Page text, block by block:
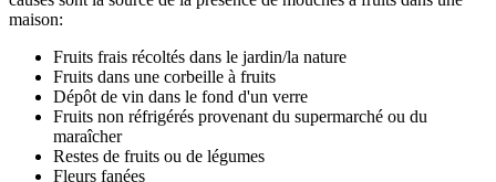
maison:
Fruits frais récoltés dans le jardin/la nature
Fruits dans une corbeille à fruits
Dépôt de vin dans le fond d'un verre
Fruits non réfrigérés provenant du supermarché ou du
maraîcher
Restes de fruits ou de légumes
Fleurs fanées